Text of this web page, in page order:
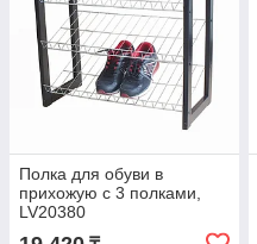
Полка для обуви в
прихожую с 3 полками,
LV20380